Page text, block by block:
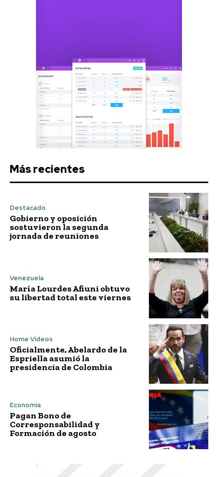
Más recientes
Destacado
Gobierno y oposición
sostuvieron la segunda
jornada de reuniones
Venezuela
María Lourdes Afiuni obtuvo
su libertad total este viernes
Home Vídeos
Oficialmente, Abelardo de la
Espriella asumió la
presidencia de Colombia
Economía
Pagan Bono de
Corresponsabilidad y
Formación de agosto